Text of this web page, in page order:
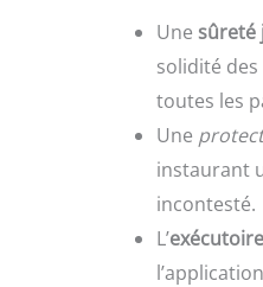
Une sûreté
solidité
toutes les
Une
instaurant
incontesté.
L’exécutoire